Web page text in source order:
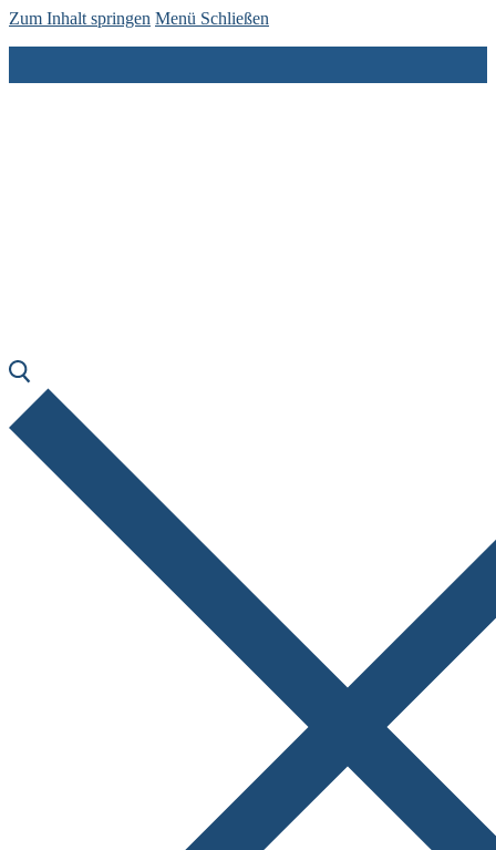
Zum Inhalt springen Menü Schließen